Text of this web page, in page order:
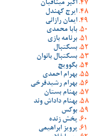
اکبر میثاقیان
ایرج کهندل
ایمان رازانی
بابا محمدی
برنامه بازی
بسکتبال
بسکتبال بانوان
بگوویچ
بهرام احمدی
بهرام رشیدفرخی
بهنام بستان
بهنام داداش وند
بوکس
پخش زنده
پرویز ابراهیمی